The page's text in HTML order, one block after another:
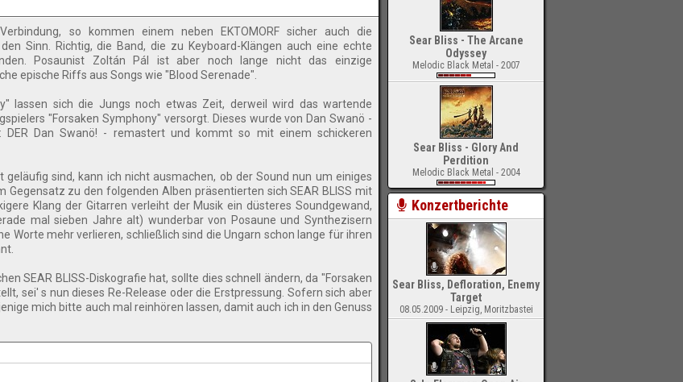
so kommen einem neben EKTOMORF sicher auch die
Sinn. Richtig, die Band, die zu Keyboard-Klängen auch eine echte
Posaunist Zoltán Pál ist aber noch lange nicht das einzige
epische Riffs aus Songs wie "Blood Serenade".
lassen sich die Jungs noch etwas Zeit, derweil wird das wartende
"Forsaken Symphony" versorgt. Dieses wurde von Dan Swanö -
Dan Swanö! - remastert und kommt so mit einem schickeren
sind, kann ich nicht ausmachen, ob der Sound nun um einiges
zu den folgenden Alben präsentierten sich SEAR BLISS mit
Klang der Gitarren verleiht der Musik ein düsteres Soundgewand,
mal sieben Jahre alt) wunderbar von Posaune und Synthezisern
Worte mehr verlieren, schließlich sind die Ungarn schon lange für ihren
SEAR BLISS-Diskografie hat, sollte dies schnell ändern, da "Forsaken
sei' s nun dieses Re-Release oder die Erstpressung. Sofern sich aber
mich bitte auch mal reinhören lassen, damit auch ich in den Genuss
Sear Bliss - The Arcane
Odyssey
Melodic Black Metal - 2007
Sear Bliss - Glory And
Perdition
Melodic Black Metal - 2004
Konzertberichte
Sear Bliss, Defloration, Enemy
Target
08.05.2009 - Leipzig, Moritzbastei